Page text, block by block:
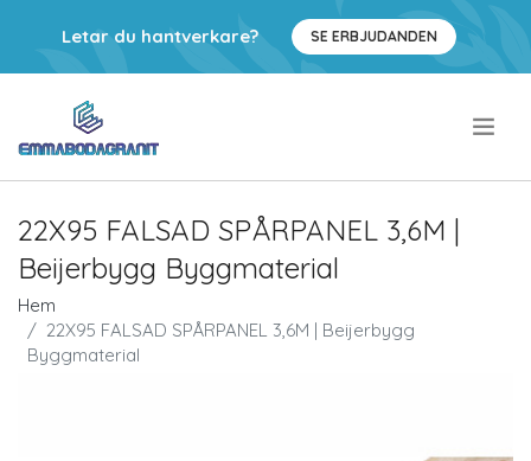
Letar du hantverkare? SE ERBJUDANDEN
22X95 FALSAD SPÅRPANEL 3,6M |
Beijerbygg Byggmaterial
Hem
22X95 FALSAD SPÅRPANEL 3,6M | Beijerbygg
Byggmaterial